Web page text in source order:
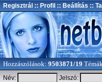
Regisztrál :: Profil :: Beállítás ::
Hozzászólások: 9503871/19
Név:
Jelszó: